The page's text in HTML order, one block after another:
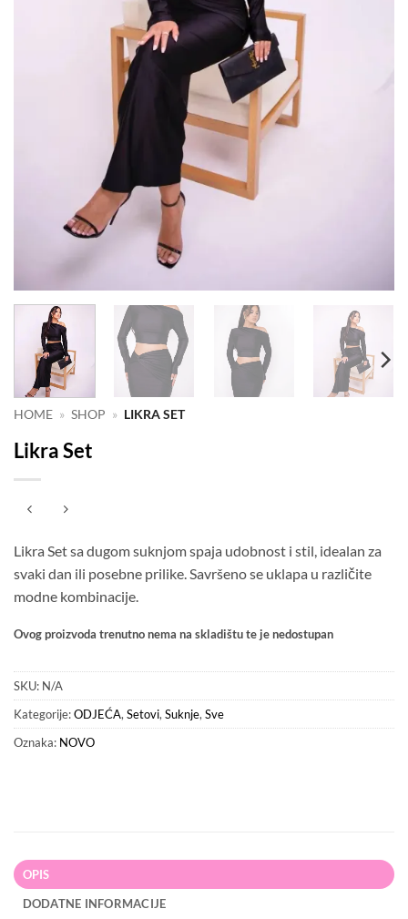
HOME » SHOP » LIKRA SET
Likra Set
Likra Set sa dugom suknjom spaja udobnost i stil, idealan za
svaki dan ili posebne prilike. Savršeno se uklapa u različite
modne kombinacije.
Ovog proizvoda trenutno nema na skladištu te je nedostupan
SKU: N/A
Kategorije:ODJEĆA,Setovi,Suknje,Sve
Oznaka: NOVO
OPIS
DODATNE INFORMACIJE